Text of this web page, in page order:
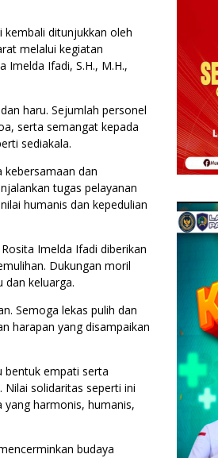
ditunjukkan oleh
melalui kegiatan
Imelda Ifadi, S.H., M.H.,
haru. Sejumlah personel
serta semangat kepada
sediakala.
kebersamaan dan
tugas pelayanan
humanis dan kepedulian
Imelda Ifadi diberikan
Dukungan moril
keluarga.
Semoga lekas pulih dan
harapan yang disampaikan
bentuk empati serta
solidaritas seperti ini
harmonis, humanis,
budaya